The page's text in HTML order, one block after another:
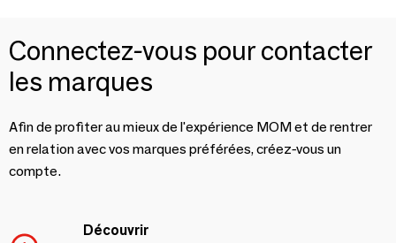
Connectez-vous pour contacter
les marques
Afin de profiter au mieux de l'expérience MOM et de rentrer
en relation avec vos marques préférées, créez-vous un
compte.
Découvrir